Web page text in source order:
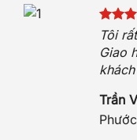
Tôi
Giao
Trần